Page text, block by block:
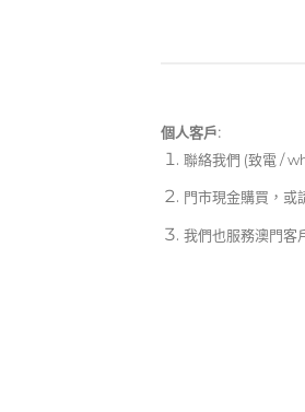
個人客戶:
聯絡我們 (致電 /
門市現金購買，或
我們也服務澳門客